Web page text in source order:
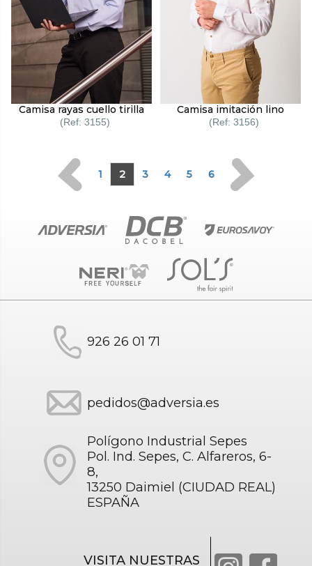
Camisa rayas cuello tirilla
3155
Camisa imitación lino
3156
1 2 3 4 5 6
926 26 01 71
pedidos@adversia.es
Polígono Industrial Sepes
Pol. Ind. Sepes, C. Alfareros, 6-
8,
13250 Daimiel (CIUDAD REAL)
ESPAÑA
VISITA NUESTRAS